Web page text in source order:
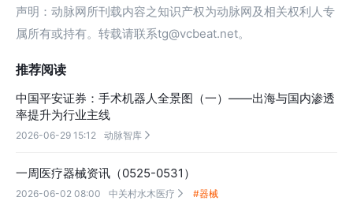
声明：动脉网所刊载内容之知识产权为动脉网及相关权利人专
属所有或持有。转载请联系tg@vcbeat.net。
推荐阅读
中国平安证券：手术机器人全景图（一）——出海与国内渗透
率提升为行业主线
2026-06-29 15:12 动脉智库 
一周医疗器械资讯（0525-0531）
2026-06-02 08:00 中关村水木医疗  #器械